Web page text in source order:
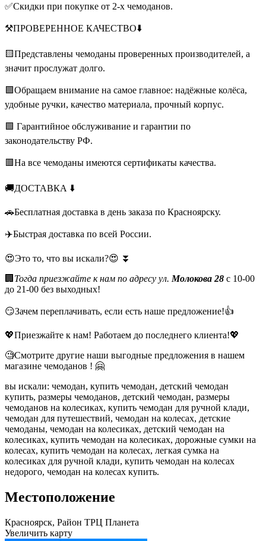
✅Скидки при покупке от 2-х чемоданов.
⚒️ПРОВЕРЕННОЕ КАЧЕСТВО⬇️
🟨Представлены чемоданы проверенных производителей, а
значит прослужат долго.
🟪Обращаем внимание на самое главное: надёжные колёса,
удобные ручки, качество материала, прочный корпус.
🟩 Гарантийное обслуживание и гарантии по
законодательству РФ.
🟥На все чемоданы имеются сертификаты качества.
🚚ДОСТАВКА ⬇️
🚗Бесплатная доставка в день заказа по Красноярску.
✈️Быстрая доставка по всей России.
😍Это то, что вы искали?😍 ⏬
🏢 Тогда приезжайте к нам по адресу ул. Молокова 28 с 10-00
до 21-00 без выходных!
😏Зачем переплачивать, если есть наше предложение!👍
💖Приезжайте к нам! Работаем до последнего клиента!💖
🧐Смотрите другие наши выгодные предложения в нашем
магазине чемоданов ! 🤗
вы искали: чемодан, купить чемодан, детский чемодан
купить, размеры чемоданов, детский чемодан, размеры
чемоданов на колесиках, купить чемодан для ручной клади,
чемодан для путешествий, чемодан на колесах, детские
чемоданы, чемодан на колесиках, детский чемодан на
колесиках, купить чемодан на колесиках, дорожные сумки на
колесах, купить чемодан на колесах, легкая сумка на
колесиках для ручной клади, купить чемодан на колесах
недорого, чемодан на колесах купить.
Местоположение
Красноярск, Район ТРЦ Планета
Увеличить карту